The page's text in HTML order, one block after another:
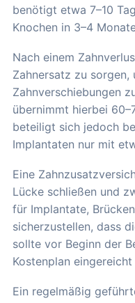
benötigt etwa 7–10
Knochen in 3–4
Nach einem
Zahnersatz zu sorgen,
Zahnverschiebungen
übernimmt hierbei
beteiligt sich jedoch
Implantaten nur mit
Eine
Lücke schließen und
für Implantate,
sicherzustellen, dass
sollte vor Beginn der
Kostenplan
Ein regelmäßig